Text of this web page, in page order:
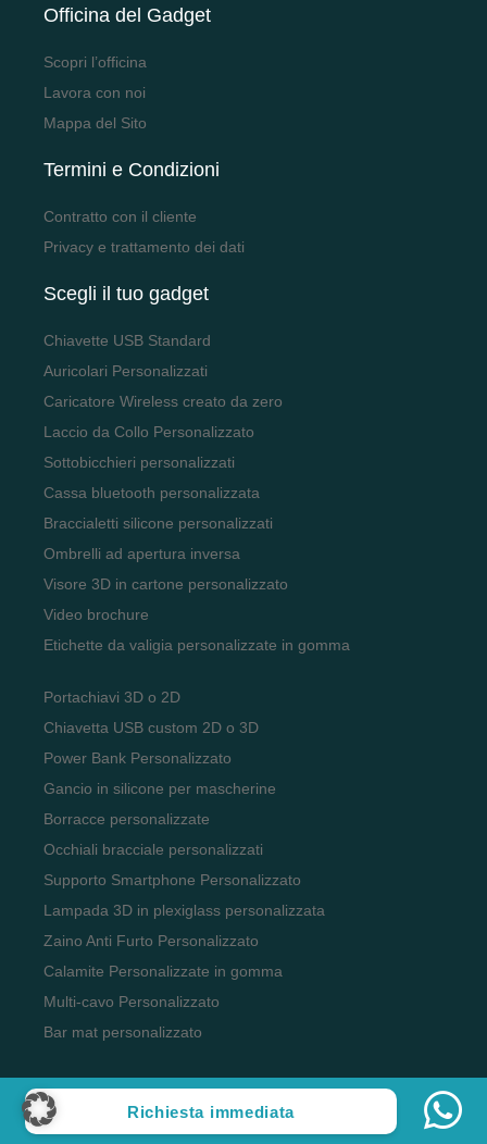
Richiesta immediata
Officina del Gadget
Scopri l’officina
Lavora con noi
Mappa del Sito
Termini e Condizioni
Contratto con il cliente
Privacy e trattamento dei dati
Scegli il tuo gadget
Chiavette USB Standard
Auricolari Personalizzati
Caricatore Wireless creato da zero
Laccio da Collo Personalizzato
Sottobicchieri personalizzati
Cassa bluetooth personalizzata
Braccialetti silicone personalizzati
Ombrelli ad apertura inversa
Visore 3D in cartone personalizzato
Video brochure
Etichette da valigia personalizzate in gomma
Portachiavi 3D o 2D
Chiavetta USB custom 2D o 3D
Power Bank Personalizzato
Gancio in silicone per mascherine
Borracce personalizzate
Occhiali bracciale personalizzati
Supporto Smartphone Personalizzato
Lampada 3D in plexiglass personalizzata
Zaino Anti Furto Personalizzato
Calamite Personalizzate in gomma
Multi-cavo Personalizzato
Bar mat personalizzato
Copyright 2023 Officina del Gadget, tutti i diritti riservati